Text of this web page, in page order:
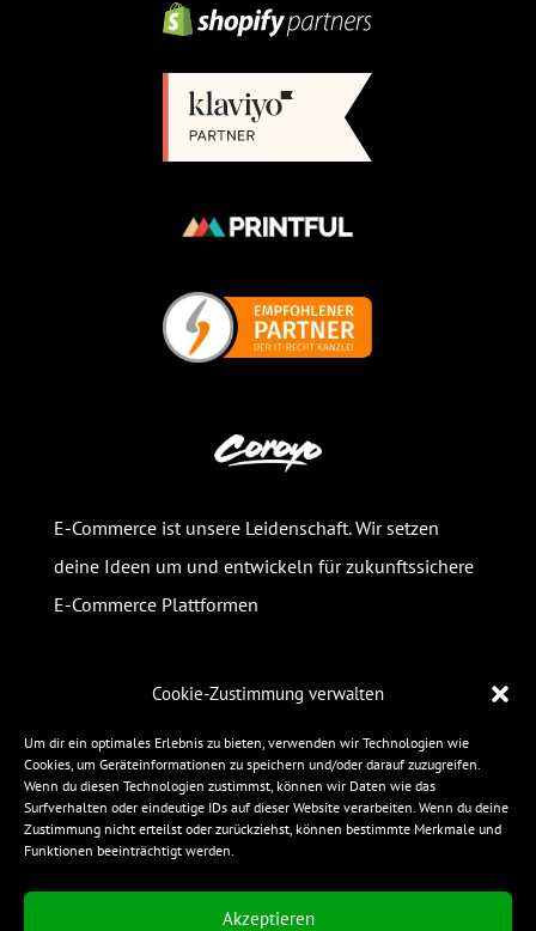
Cookie-Zustimmung verwalten
Um dir ein optimales Erlebnis zu bieten, verwenden wir Technologien wie
Cookies, um Geräteinformationen zu speichern und/oder darauf zuzugreifen.
Wenn du diesen Technologien zustimmst, können wir Daten wie das
Surfverhalten oder eindeutige IDs auf dieser Website verarbeiten. Wenn du deine
Zustimmung nicht erteilst oder zurückziehst, können bestimmte Merkmale und
Funktionen beeinträchtigt werden.
Akzeptieren
E-Commerce ist unsere Leidenschaft. Wir setzen
deine Ideen um und entwickeln für zukunftssichere
E-Commerce Plattformen
Infos
Impressum
Datenschutz
Einwilligungen widerrufen